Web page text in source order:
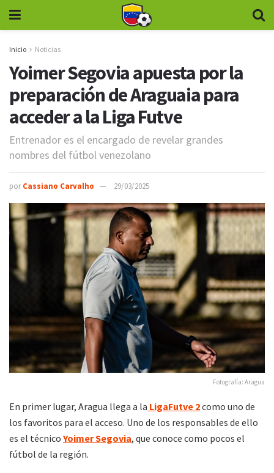
Inicio Noticias
Yoimer Segovia apuesta por la
preparación de Araguaia para
acceder a la Liga Futve
Entrenador es el encargado de revelar grandes
nombres del fútbol venezolano
por Cassiano Carvalho 29/03/2025
Fotografía: Aragua
En primer lugar, Aragua llega a la LigaFutve 2como uno de
los favoritos para el acceso. Uno de los responsables de ello
es el técnico Yoimer Segovia, que conoce como pocos el
fútbol de la región.